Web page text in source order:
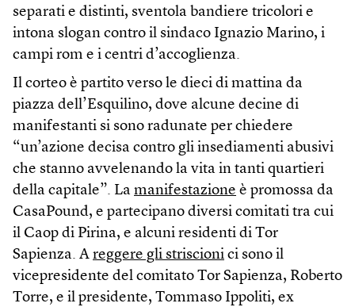
separati e distinti, sventola bandiere tricolori e
intona slogan contro il sindaco Ignazio Marino, i
campi rom e i centri d’accoglienza.
Il corteo è partito verso le dieci di mattina da
piazza dell’Esquilino, dove alcune decine di
manifestanti si sono radunate per chiedere
“un’azione decisa contro gli insediamenti abusivi
che stanno avvelenando la vita in tanti quartieri
della capitale”. La manifestazione è promossa da
CasaPound, e partecipano diversi comitati tra cui
il Caop di Pirina, e alcuni residenti di Tor
Sapienza. A reggere gli striscioni ci sono il
vicepresidente del comitato Tor Sapienza, Roberto
Torre, e il presidente, Tommaso Ippoliti, ex